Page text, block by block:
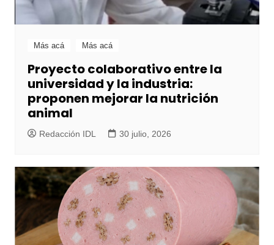
Más acá Más acá
Proyecto colaborativo entre la
universidad y la industria:
proponen mejorar la nutrición
animal
Redacción IDL 30 julio, 2026